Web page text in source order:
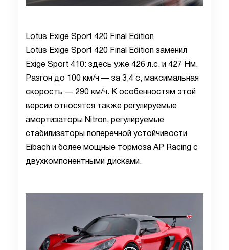
Lotus Exige Sport 420 Final Edition
Lotus Exige Sport 420 Final Edition заменил
Exige Sport 410: здесь уже 426 л.с. и 427 Нм.
Разгон до 100 км/ч — за 3,4 с, максимальная
скорость — 290 км/ч. К особенностям этой
версии относятся также регулируемые
амортизаторы Nitron, регулируемые
стабилизаторы поперечной устойчивости
Eibach и более мощные тормоза AP Racing с
двухкомпонентными дисками.